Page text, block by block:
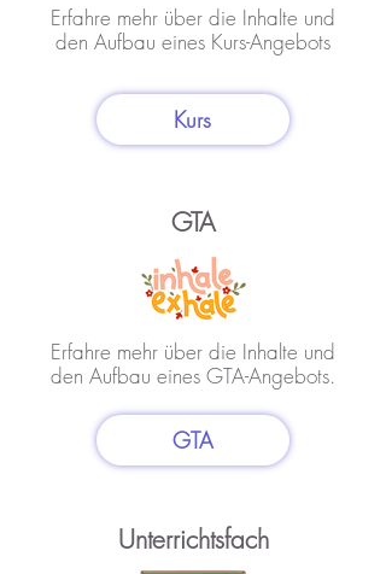
Erfahre mehr über die Inhalte und
den Aufbau eines Kurs-Angebots
Kurs
GTA
Erfahre mehr über die Inhalte und
den Aufbau eines GTA-Angebots.
GTA
Unterrichtsfach